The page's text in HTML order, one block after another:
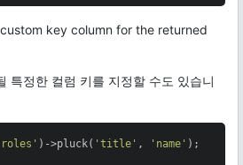
key column for the returned
특정한 컬럼 키를 지정할 수도 있습니
)->pluck( 'title' , 'name' );